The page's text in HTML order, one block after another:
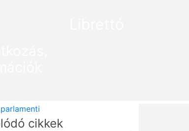
cikkek